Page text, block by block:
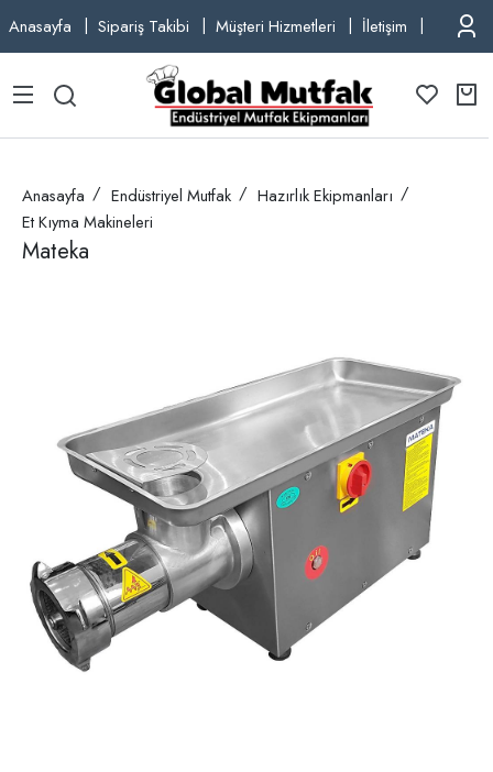
Anasayfa Sipariş Takibi Müşteri Hizmetleri İletişim TEL:
Anasayfa Endüstriyel Mutfak
Hazırlık Ekipmanları
Et Kıyma Makineleri
Mateka